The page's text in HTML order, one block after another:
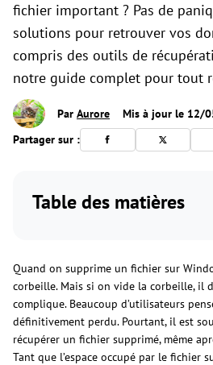
fichier important ? Pas de
solutions pour retrouver vos
compris des outils de
notre guide complet pour tout
Par Aurore
Mis à jour le 12/
Partager sur :
Table des matières
Quand on supprime un fichier sur
corbeille. Mais si on vide la corbeille, il
complique. Beaucoup d’utilisateurs
définitivement perdu. Pourtant, il est
récupérer un fichier supprimé, même
Tant que l’espace occupé par le fichier